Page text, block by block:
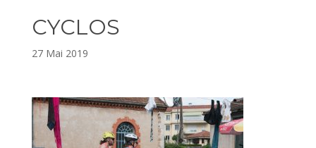
CYCLOS
27 Mai 2019